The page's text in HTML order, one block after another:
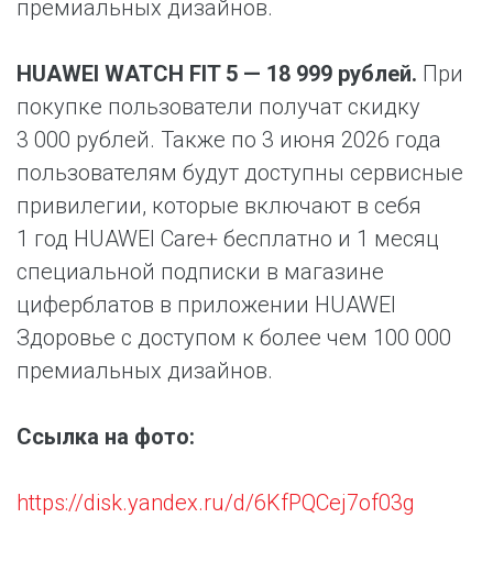
премиальных дизайнов.
HUAWEI WATCH FIT 5 — 18 999 рублей. При
покупке пользователи получат скидку
3 000 рублей. Также по 3 июня 2026 года
пользователям будут доступны сервисные
привилегии, которые включают в себя
1 год HUAWEI Care+ бесплатно и 1 месяц
специальной подписки в магазине
циферблатов в приложении HUAWEI
Здоровье с доступом к более чем 100 000
премиальных дизайнов.
Ссылка на фото:
https://disk.yandex.ru/d/6KfPQCej7of03g